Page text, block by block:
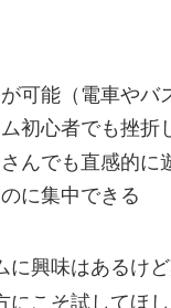
可能（電車やバ
初心者でも挫折
んでも直感的に
に集中できる
に興味はあるけ
にこそ試してほし